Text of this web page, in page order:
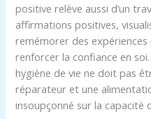
positive relève aussi d’un
affirmations positives,
remémorer des
renforcer la confiance en
hygiène de vie ne doit pas
réparateur et une
insoupçonné sur la capacité